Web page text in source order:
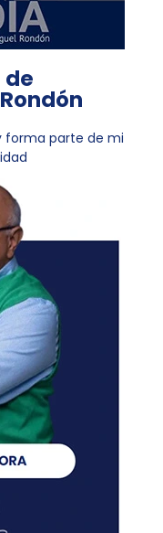
de
forma parte de mi